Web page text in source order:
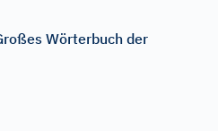
Wörterbuch der